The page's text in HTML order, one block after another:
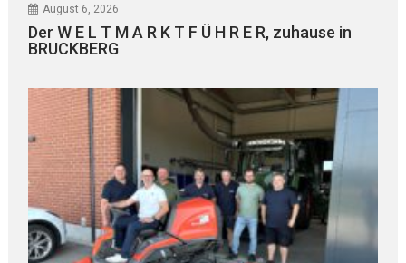
August 6, 2026
Der W E L T M A R K T F Ü H R E R, zuhause in
BRUCKBERG